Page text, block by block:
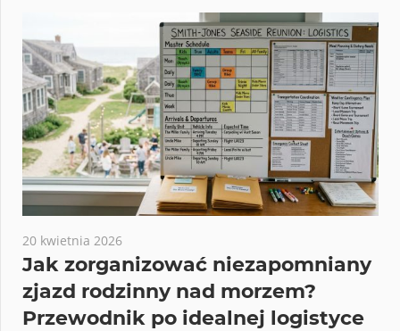
20 kwietnia 2026
Jak zorganizować niezapomniany
zjazd rodzinny nad morzem?
Przewodnik po idealnej logistyce